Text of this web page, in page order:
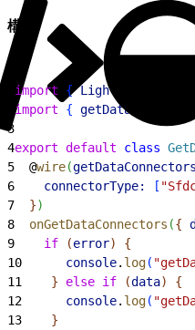
構文
import { LightningElement
import {
3
4export default class
5
  @
wire(getDataConnectors
6
    connectorType:
[
7
})
8
  onGetDataConnectors
({
9
    if
(error)
{
10
      console
. log(
11
} else if (data)
{
12
      console
. log(
13
}